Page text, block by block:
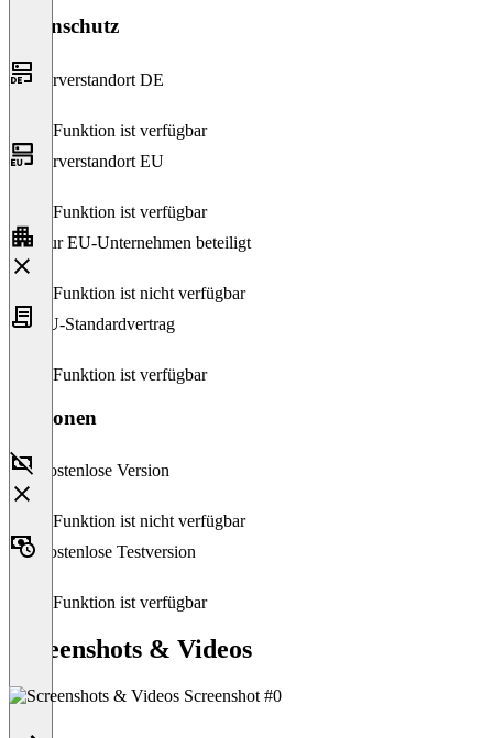
Datenschutz
Serverstandort DE
Diese Funktion ist verfügbar
Serverstandort EU
Diese Funktion ist verfügbar
Nur EU-Unternehmen beteiligt
Diese Funktion ist nicht verfügbar
EU-Standardvertrag
Diese Funktion ist verfügbar
Versionen
Kostenlose Version
Diese Funktion ist nicht verfügbar
Kostenlose Testversion
Diese Funktion ist verfügbar
Screenshots & Videos